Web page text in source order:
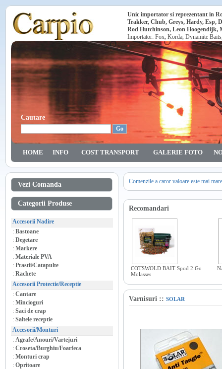
Unic importator si reprezentant in
Trakker, Chub, Greys, Hardy, Esp,
Rod Hutchinson, Leon Hoogendijk,
Importator: Fox, Korda, Dynamite
Cautare
HOME INFO COST TRANSPORT GALERIE FOTO
Vezi Comanda
Categorii Produse
Accesorii Nadire
: Bastoane
: Degetare
: Markere
: Materiale PVA
: Prastii/Catapulte
: Rachete
Accesorii Protectie/Receptie
: Cantare
: Mincioguri
: Saci de crap
: Saltele receptie
Accesorii/Monturi
: Agrafe/Anouri/Vartejuri
: Croseta/Burghiu/Foarfeca
: Monturi crap
: Opritoare
Comenzile a caror valoare este mai
Recomandari
COTSWOLD BAIT Spod 2 Go
Molasses
Varnisuri :: SOLAR